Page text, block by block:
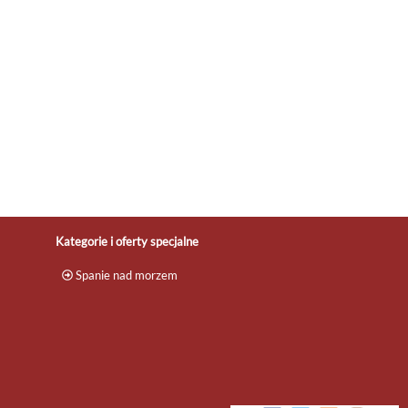
Kategorie i oferty specjalne
Spanie nad morzem